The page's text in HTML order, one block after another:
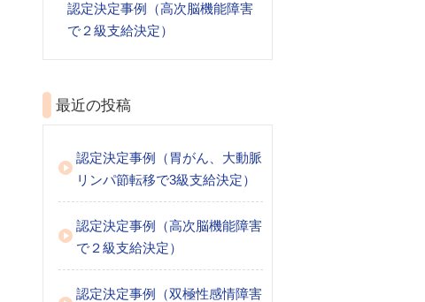
認定決定事例（高次脳機能障害
で２級支給決定）
最近の投稿
認定決定事例（胃がん、大動脈
リンパ節転移で3級支給決定）
認定決定事例（高次脳機能障害
で２級支給決定）
認定決定事例（双極性感情障害